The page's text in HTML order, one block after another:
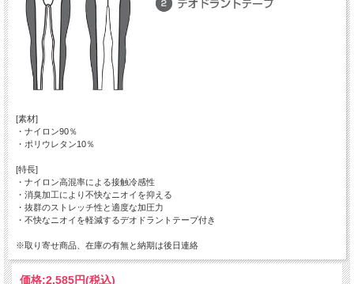
[素材]
・ナイロン90％
・ポリウレタン10％
[特長]
・ナイロン高混率による接触冷感性
・消臭加工により不快なニオイを抑える
・抜群のストレッチ性と適度な加圧力
・不快なニオイを軽減するデオドラントテープ付き
※取り寄せ商品、在庫の有無と納期は後日連絡
価格:2,585円(税込)